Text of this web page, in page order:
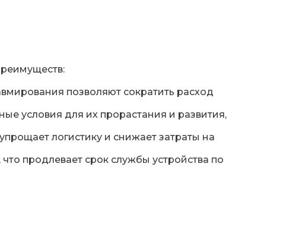
позволяют сократить расход
условия для их прорастания и развития,
логистику и снижает затраты на
продлевает срок службы устройства по